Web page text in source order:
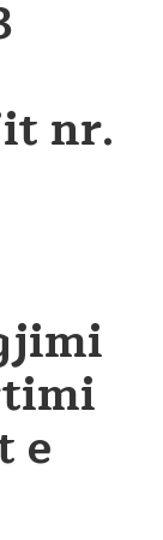
nr.
e